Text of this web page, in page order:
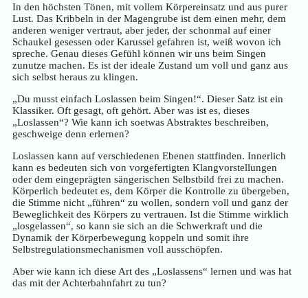
In den höchsten Tönen, mit vollem Körpereinsatz und aus purer
Lust. Das Kribbeln in der Magengrube ist dem einen mehr, dem
anderen weniger vertraut, aber jeder, der schonmal auf einer
Schaukel gesessen oder Karussel gefahren ist, weiß wovon ich
spreche. Genau dieses Gefühl können wir uns beim Singen
zunutze machen. Es ist der ideale Zustand um voll und ganz aus
sich selbst heraus zu klingen.
„Du musst einfach Loslassen beim Singen!“. Dieser Satz ist ein
Klassiker. Oft gesagt, oft gehört. Aber was ist es, dieses
„Loslassen“? Wie kann ich soetwas Abstraktes beschreiben,
geschweige denn erlernen?
Loslassen kann auf verschiedenen Ebenen stattfinden. Innerlich
kann es bedeuten sich von vorgefertigten Klangvorstellungen
oder dem eingeprägten sängerischen Selbstbild frei zu machen.
Körperlich bedeutet es, dem Körper die Kontrolle zu übergeben,
die Stimme nicht „führen“ zu wollen, sondern voll und ganz der
Beweglichkeit des Körpers zu vertrauen. Ist die Stimme wirklich
„losgelassen“, so kann sie sich an die Schwerkraft und die
Dynamik der Körperbewegung koppeln und somit ihre
Selbstregulationsmechanismen voll ausschöpfen.
Aber wie kann ich diese Art des „Loslassens“ lernen und was hat
das mit der Achterbahnfahrt zu tun?